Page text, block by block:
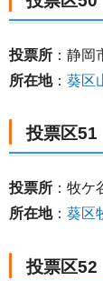
投票所 ：静岡
所在地： 葵区
投票区51
投票所 ：牧ケ
所在地： 葵区
投票区52